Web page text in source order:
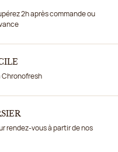
2h après commande ou
Chronofresh
rendez-vous à partir de nos